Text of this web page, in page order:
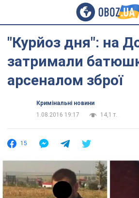
"Курйоз дня": на
затримали
арсеналом зброї
Кримінальні новини
1.08.2016 19:17
14,1 т.
15